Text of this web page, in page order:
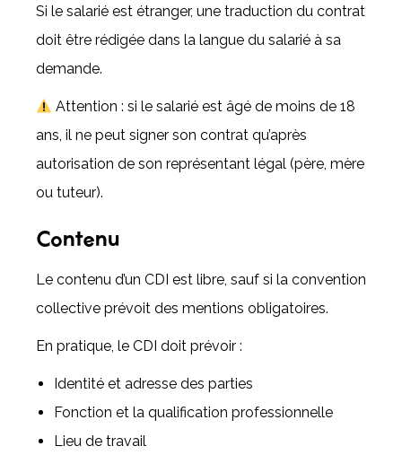
Si le salarié est étranger, une traduction du contrat
doit être rédigée dans la langue du salarié à sa
demande.
Attention : si le salarié est âgé de moins de 18
ans, il ne peut signer son contrat qu’après
autorisation de son représentant légal (père, mère
ou tuteur).
Contenu
Le contenu d’un CDI est libre, sauf si la convention
collective prévoit des mentions obligatoires.
En pratique, le CDI doit prévoir :
Identité et adresse des parties
Fonction et la qualification professionnelle
Lieu de travail